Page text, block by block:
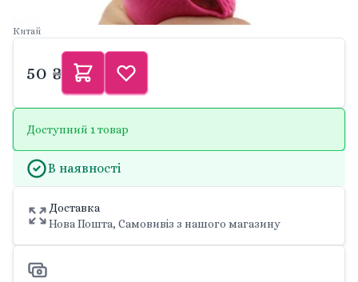
Китай
50 ₴
Доступний 1 товар
В наявності
Доставка
Нова Пошта, Самовивіз з нашого магазину